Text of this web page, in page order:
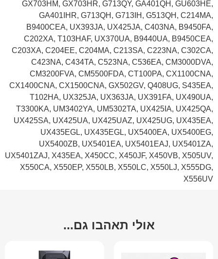
GX703HM, GX703HR, G713QY, GA401QH, GU603HE,
GA401IHR, G713QH, G713IH, G513QH, C214MA,
B9400CEA, UX393JA, UX425JA, C403NA, B9450FA,
C202XA, T103HAF, UX370UA, B9440UA, B9450CEA,
C203XA, C204EE, C204MA, C213SA, C223NA, C302CA,
C423NA, C434TA, C523NA, C536EA, CM3000DVA,
CM3200FVA, CM5500FDA, CT100PA, CX1100CNA,
CX1400CNA, CX1500CNA, GX502GV, Q408UG, S435EA,
T102HA, UX325JA, UX363JA, UX391FA, UX490UA,
T3300KA, UM3402YA, UM5302TA, UX425IA, UX425QA,
UX425SA, UX425UA, UX425UAZ, UX425UG, UX435EA,
UX435EGL, UX435EGL, UX5400EA, UX5400EG,
UX5400ZB, UX5401EA, UX5401EAJ, UX5401ZA,
UX5401ZAJ, X435EA, X450CC, X450JF, X450VB, X505UV,
X550CA, X550EP, X550LB, X550LC, X550LJ, X555DG,
X556UV
אולי תאהבו גם...